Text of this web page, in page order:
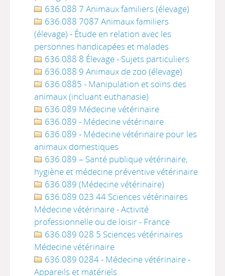
636.088 7 Animaux familiers (élevage)
636.088 7087 Animaux familiers
(élevage) - Étude en relation avec les
personnes handicapées et malades
636.088 8 Élevage - Sujets particuliers
636.088 9 Animaux de zoo (élevage)
636.0885 - Manipulation et soins des
animaux (incluant euthanasie)
636.089 Médecine vétérinaire
636.089 - Médecine vétérinaire
636.089 - Médecine vétérinaire pour les
animaux domestiques
636.089 – Santé publique vétérinaire,
hygiène et médecine préventive vétérinaire
636.089 (Médecine vétérinaire)
636.089 023 44 Sciences vétérinaires
Médecine vétérinaire - Activité
professionnelle ou de loisir - France
636.089 028 5 Sciences vétérinaires
Médecine vétérinaire
636.089 0284 - Médecine vétérinaire -
Appareils et matériels